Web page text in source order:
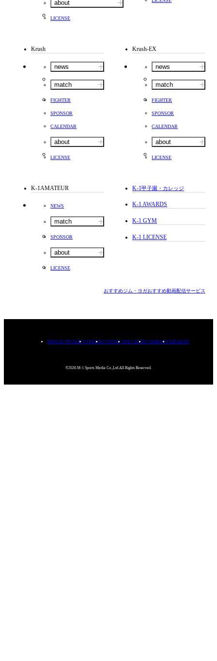
about
LICENSE
Krush
news
match
FIGHTER
SPONSOR
CALENDAR
about
LICENSE
Krush-EX
news
match
FIGHTER
SPONSOR
CALENDAR
about
LICENSE
K-1AMATEUR
NEWS
match
SPONSOR
about
LICENSE
K-1甲子園・カレッジ
K-1 AWARDS
K-1 GYM
K-1 LICENSE
おすすめジム・ヨガおすすめ動画配信サービス
PRIVACYPOLICYTERMSCONTACTRECRUITCOMPANYMISSION
©2026.M-1 Sports Media Co.,Ltd.All Rights Reserved.